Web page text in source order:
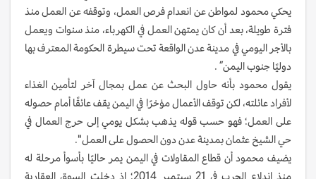
يحكي محمود لمواطن عن انعدام فرص العمل، وتوقفه عن العمل منذ
فترة طويلة، بعد أن كان يمتهن العمل في الكهرباء، منذ سنوات ويعمل
بالأجر اليومي في مدينة عدن الواقعة تحت سيطرة الحكومة المعترف بها
دوليًا جنوب اليمن” .
يقول محمود بأنه حاول البحث عن عمل بمجال آخر لتأمين الغذاء
لأفراد عائلته، لكن توقف الأعمال مؤخرًا في اليمن يقف عائقًا أمام حصوله
على العمل؛ فهو حسب قوله يذهب بشكل يومي إلى حرج العمال في
حي الشيخ عثمان بمدينة عدن دون الحصول على العمل".
يضيف محمود أن قطاع المقاولات في اليمن يمر حاليًا بأسوأ مرحلة له
منذ اندلاع الحرب في 21 سبتمبر 2014؛ إذ دخلت السوق العقارية